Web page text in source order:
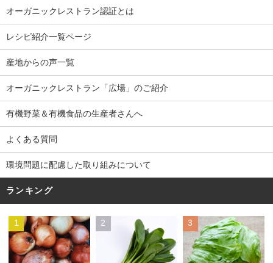
オーガニックレストラン認証とは
レシピ紹介一覧ページ
産地からの声一覧
オーガニックレストラン「広場」のご紹介
有機野菜＆有機食品の生産者さんへ
よくある質問
環境問題に配慮した取り組みについて
ランキング
1 2 3